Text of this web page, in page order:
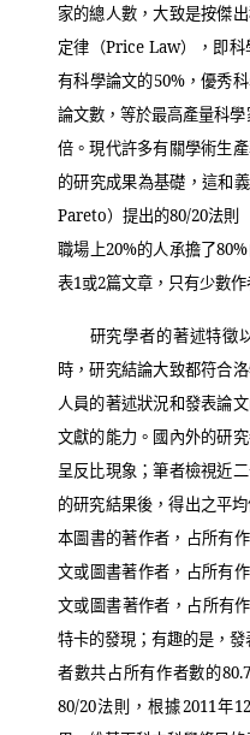
家的總人數，大致是按傑
定律（Price Law），即科
有科學論文的50%，優秀
論文數，等於最高產量科
倍。現代許多有關學術生
的研究成果為基礎，這和
Pareto）提出的80/20法則
職場上20%的人承擔了80%
表1或2篇文章，只有少數
研究學者的著述特徵
時，研究結論大致都符合
人員的著述狀況和發表論
文獻的能力。國內外的研
呈反比現象；筆者檢視近
的研究結果後，得出之平
本圖書的著作者，占所有
文或圖書著作者，占所有
文或圖書著作者，占所有
特卡的發現；有趣的是，發
者數共占所有作者數的
80/20法則，根據2011年12